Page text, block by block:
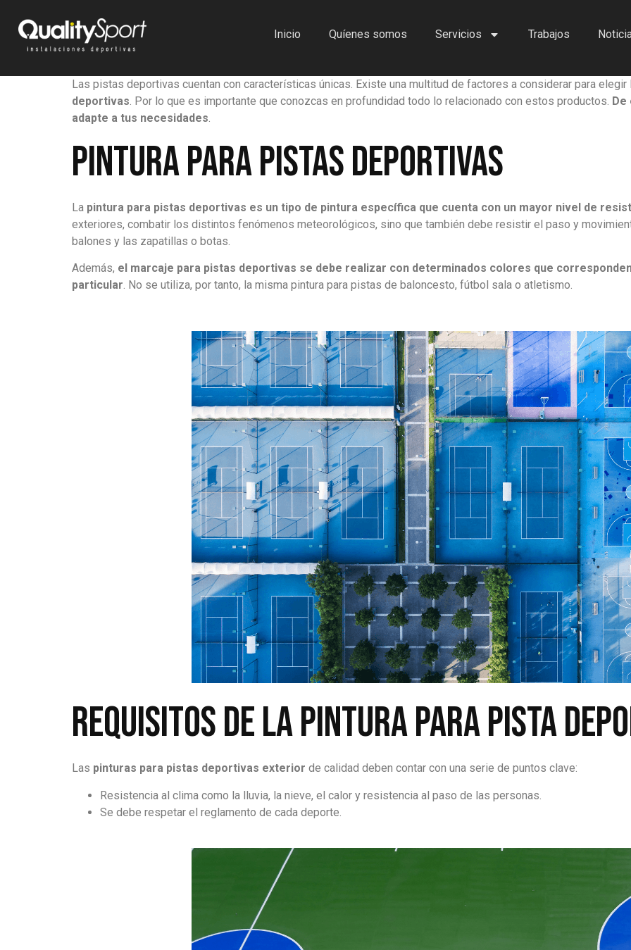
Inicio Quíenes somos Servicios Trabajos
Las pistas deportivas cuentan con características únicas. Existe una multitud de factores a considerar para
deportivas. Por lo que es importante que conozcas en profundidad todo lo relacionado con estos productos.
adapte a tus necesidades.
Pintura para pistas deportivas
La pintura para pistas deportivas es un tipo de pintura específica que cuenta con un mayor nivel de
exteriores, combatir los distintos fenómenos meteorológicos, sino que también debe resistir el paso y
balones y las zapatillas o botas.
Además, el marcaje para pistas deportivas se debe realizar con determinados colores que
particular. No se utiliza, por tanto, la misma pintura para pistas de baloncesto, fútbol sala o atletismo.
Requisitos de la pintura para pista
Las pinturas para pistas deportivas exterior de calidad deben contar con una serie de puntos clave:
Resistencia al clima como la lluvia, la nieve, el calor y resistencia al paso de las personas.
Se debe respetar el reglamento de cada deporte.